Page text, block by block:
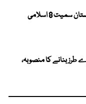
غزہ میں اسرائیلی کارروائیوں پر پاکستان سمیت 8 اسلامی
طرز بنانے کا منصوبہ،